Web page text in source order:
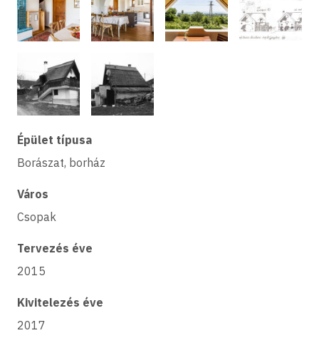
Épület típusa
Borászat, borház
Város
Csopak
Tervezés éve
2015
Kivitelezés éve
2017